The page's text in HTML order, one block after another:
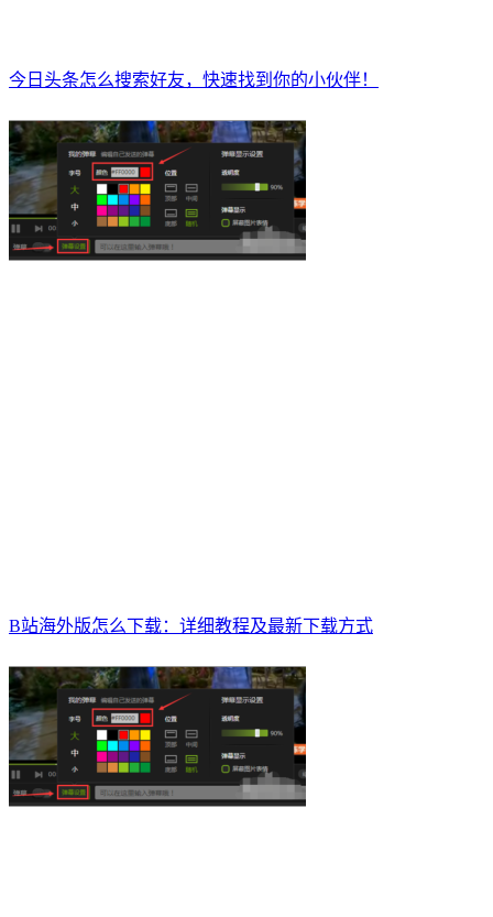
今日头条怎么搜索好友，快速找到你的小伙伴！
B站海外版怎么下载：详细教程及最新下载方式